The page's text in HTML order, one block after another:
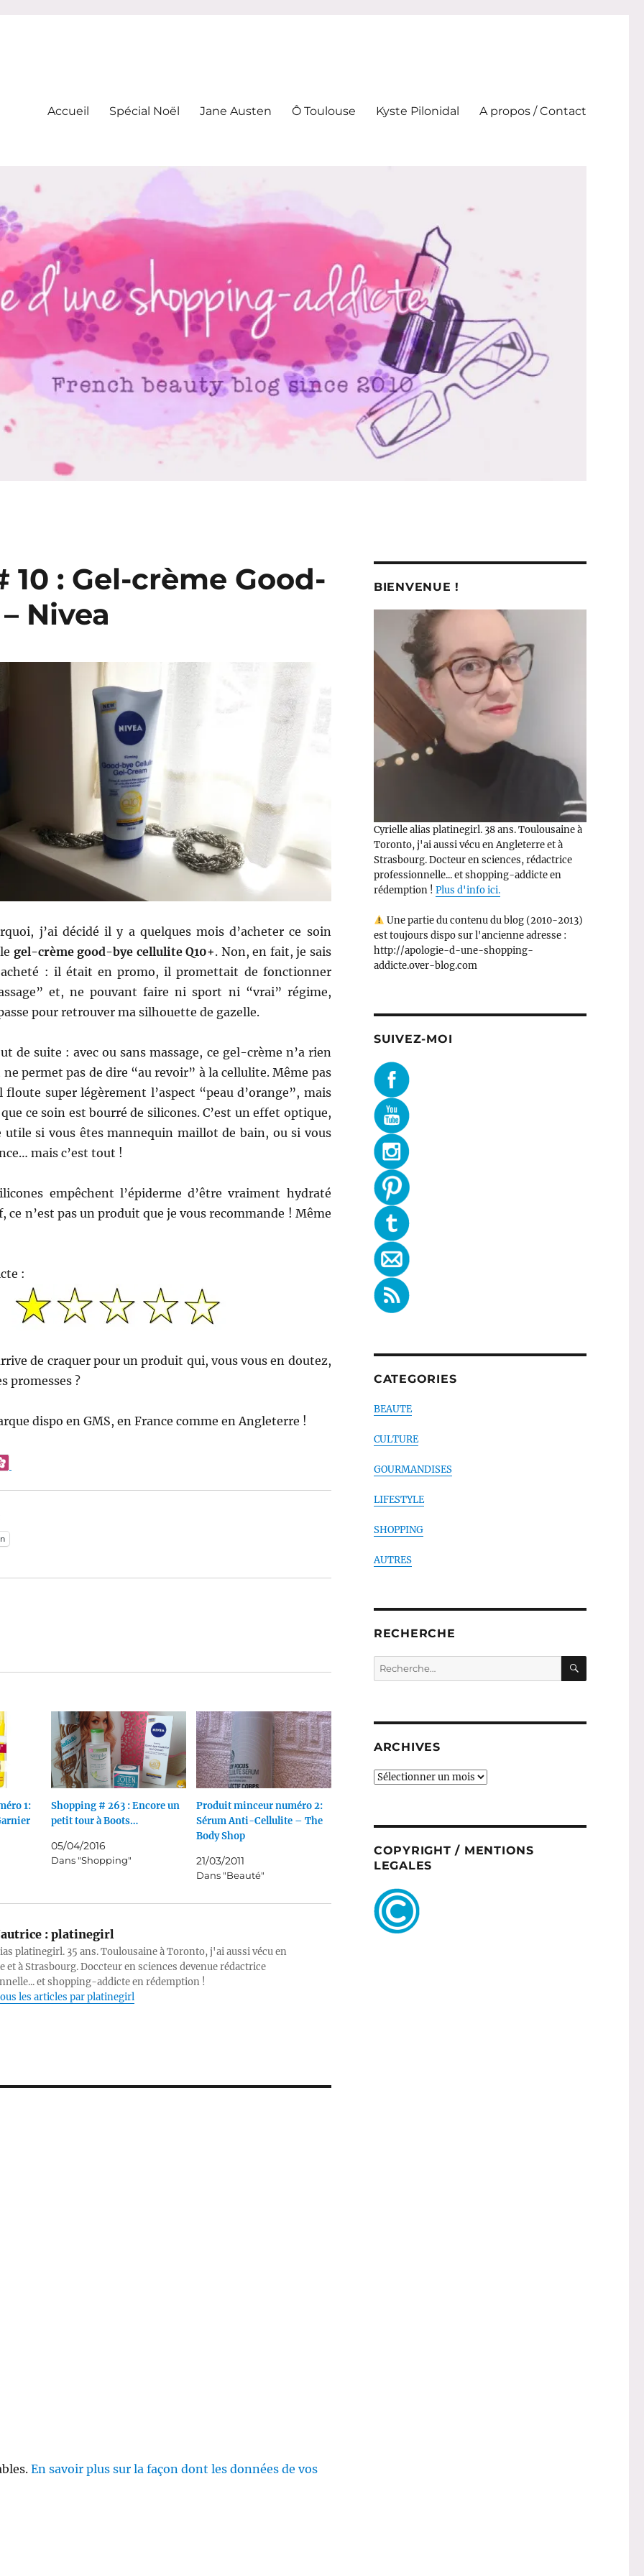
Accueil Spécial Noël Jane Austen Ô Toulouse Kyste Pilonidal A propos / Contact
: Gel-crème Good-
Nivea
j’ai décidé il y a quelques mois d’acheter ce soin
gel-crème good-bye cellulite Q10+. Non, en fait, je sais
acheté : il était enpromo, il promettait de fonctionner
et, ne pouvant faire ni sport ni “vrai” régime,
pour retrouver ma silhouette de gazelle.
de suite : avec ou sans massage, ce gel-crème n’a rien
permet pas de dire “au revoir” à la cellulite. Même pas
floute super légèrement l’aspect “peau d’orange”, mais
ce soin est bourré de silicones. C’est un effet optique,
si vous êtes mannequin maillot de bain, ou si vous
mais c’est tout !
empêchent l’épiderme d’être vraiment hydraté
ce n’est pas un produit que je vous recommande ! Même
:
de craquer pour un produit qui, vous vous en doutez,
promesses ?
dispo en GMS, en France comme en Angleterre !
1:
Shopping # 263 : Encore un
petit tour à Boots…
05/04/2016
Dans "Shopping"
Produit minceur numéro 2:
Sérum Anti-Cellulite – The
Body Shop
21/03/2011
Dans "Beauté"
:platinegirl
platinegirl. 35 ans. Toulousaine à Toronto, j'ai aussi vécu en
et à Strasbourg. Doccteur en sciences devenue rédactrice
et shopping-addicte en rédemption !
les articles par platinegirl
En savoir plus sur la façon dont les données de vos
BIENVENUE !
Cyrielle alias platinegirl. 38 ans. Toulousaine à
Toronto, j'ai aussi vécu en Angleterre et à
Strasbourg. Docteur en sciences, rédactrice
professionnelle... et shopping-addicte en
rédemption ! Plus d'info ici.
Une partie du contenu du blog (2010-2013)
est toujours dispo sur l'ancienne adresse :
http://apologie-d-une-shopping-
addicte.over-blog.com
SUIVEZ-MOI
CATEGORIES
BEAUTE
CULTURE
GOURMANDISES
LIFESTYLE
SHOPPING
AUTRES
RECHERCHE
Recherche
pour :
ARCHIVES
ARCHIVES
COPYRIGHT / MENTIONS
LEGALES